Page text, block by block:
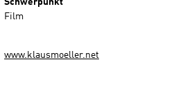
Schwerpunkt
Film
www.klausmoeller.net